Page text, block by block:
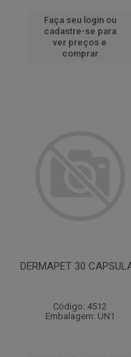
Faça seu login ou
cadastre-se para
ver preços e
comprar
DERMAPET 30
Código: 4512
Embalagem: UN1